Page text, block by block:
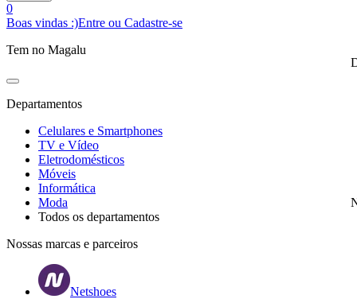
0
Boas vindas :)Entre ou Cadastre-se
Tem no Magalu
Departamentos
Celulares e Smartphones
TV e Vídeo
Eletrodomésticos
Móveis
Informática
Moda
Todos os departamentos
Nossas marcas e parceiros
Netshoes